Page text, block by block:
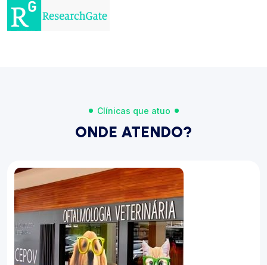
liberá-la.
Clínicas que atuo
ONDE ATENDO?